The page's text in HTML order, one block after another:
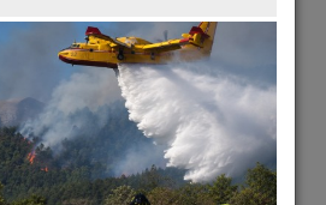
Fiorentino.
Comune invita a non uscire.
lungo la linea ferroviaria